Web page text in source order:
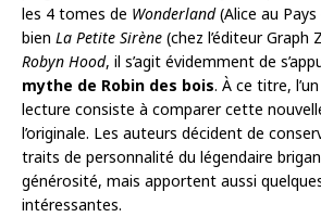
les 4 tomes de Wonderland(Alice au
bien La Petite Sirène (chez l’éditeur Graph
Robyn Hood, il s’agit évidemment de
mythe de Robin des bois. À ce titre,
lecture consiste à comparer cette
l’originale. Les auteurs décident de
traits de personnalité du légendaire
générosité, mais apportent aussi
intéressantes.